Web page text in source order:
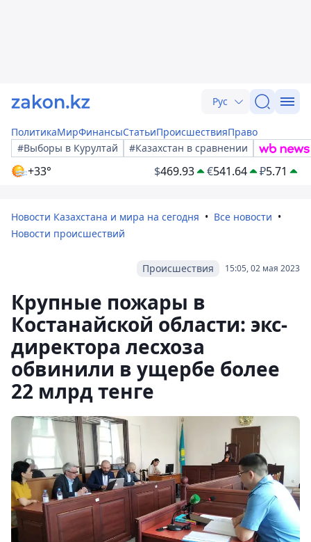
Рус
ПолитикаМирФинансыСтатьиПроисшествияПраво
#Выборы в Курултай
#Казахстан в сравнении
+33° $469.93 €541.64 ₽5.71
Новости Казахстана и мира на сегодня
Все новости
Новости происшествий
15:05, 02 мая 2023
Происшествия
Крупные пожары в
Костанайской области: экс-
директора лесхоза
обвинили в ущербе более
22 млрд тенге